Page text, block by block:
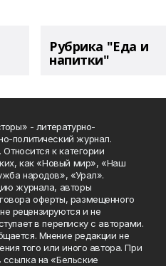
Рубрика "Еда и
напитки"
- литературно-
политический журнал.
к категории
как «Новый мир», «Наш
народов», «Урал».
журнала, авторы
оферты, размещенного
рецензируются и не
в переписку с авторами.
Мнение редакции не
того или иного автора. При
на «Бельские